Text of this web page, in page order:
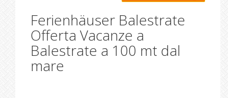
Ferienhäuser Balestrate
Offerta Vacanze a
Balestrate a 100 mt dal
mare